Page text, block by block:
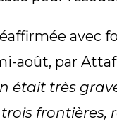
avec
août, par
était très
frontières,